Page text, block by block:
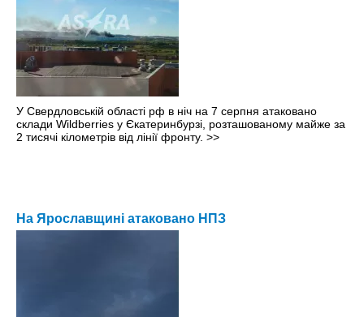
У Свердловській області рф в ніч на 7 серпня атаковано
склади Wildberries у Єкатеринбурзі, розташованому майже за
2 тисячі кілометрів від лінії фронту. >>
На Ярославщині атаковано НПЗ